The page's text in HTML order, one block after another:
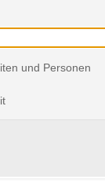
und Personen